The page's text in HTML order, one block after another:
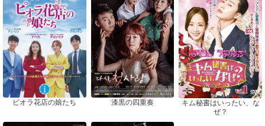
ピオラ花店の娘たち 漆黒の四重奏
キム秘書はいったい、な
ぜ？